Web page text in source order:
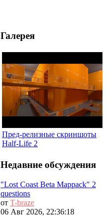
Галерея
Пред-релизные скриншоты
Half-Life 2
Недавние обсуждения
"Lost Coast Beta Mappack" 2
questions
от T-braze
06 Авг 2026, 22:36:18